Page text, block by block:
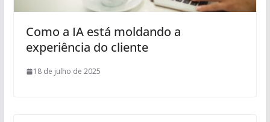
Como a IA está moldando a
experiência do cliente
18 de julho de 2025